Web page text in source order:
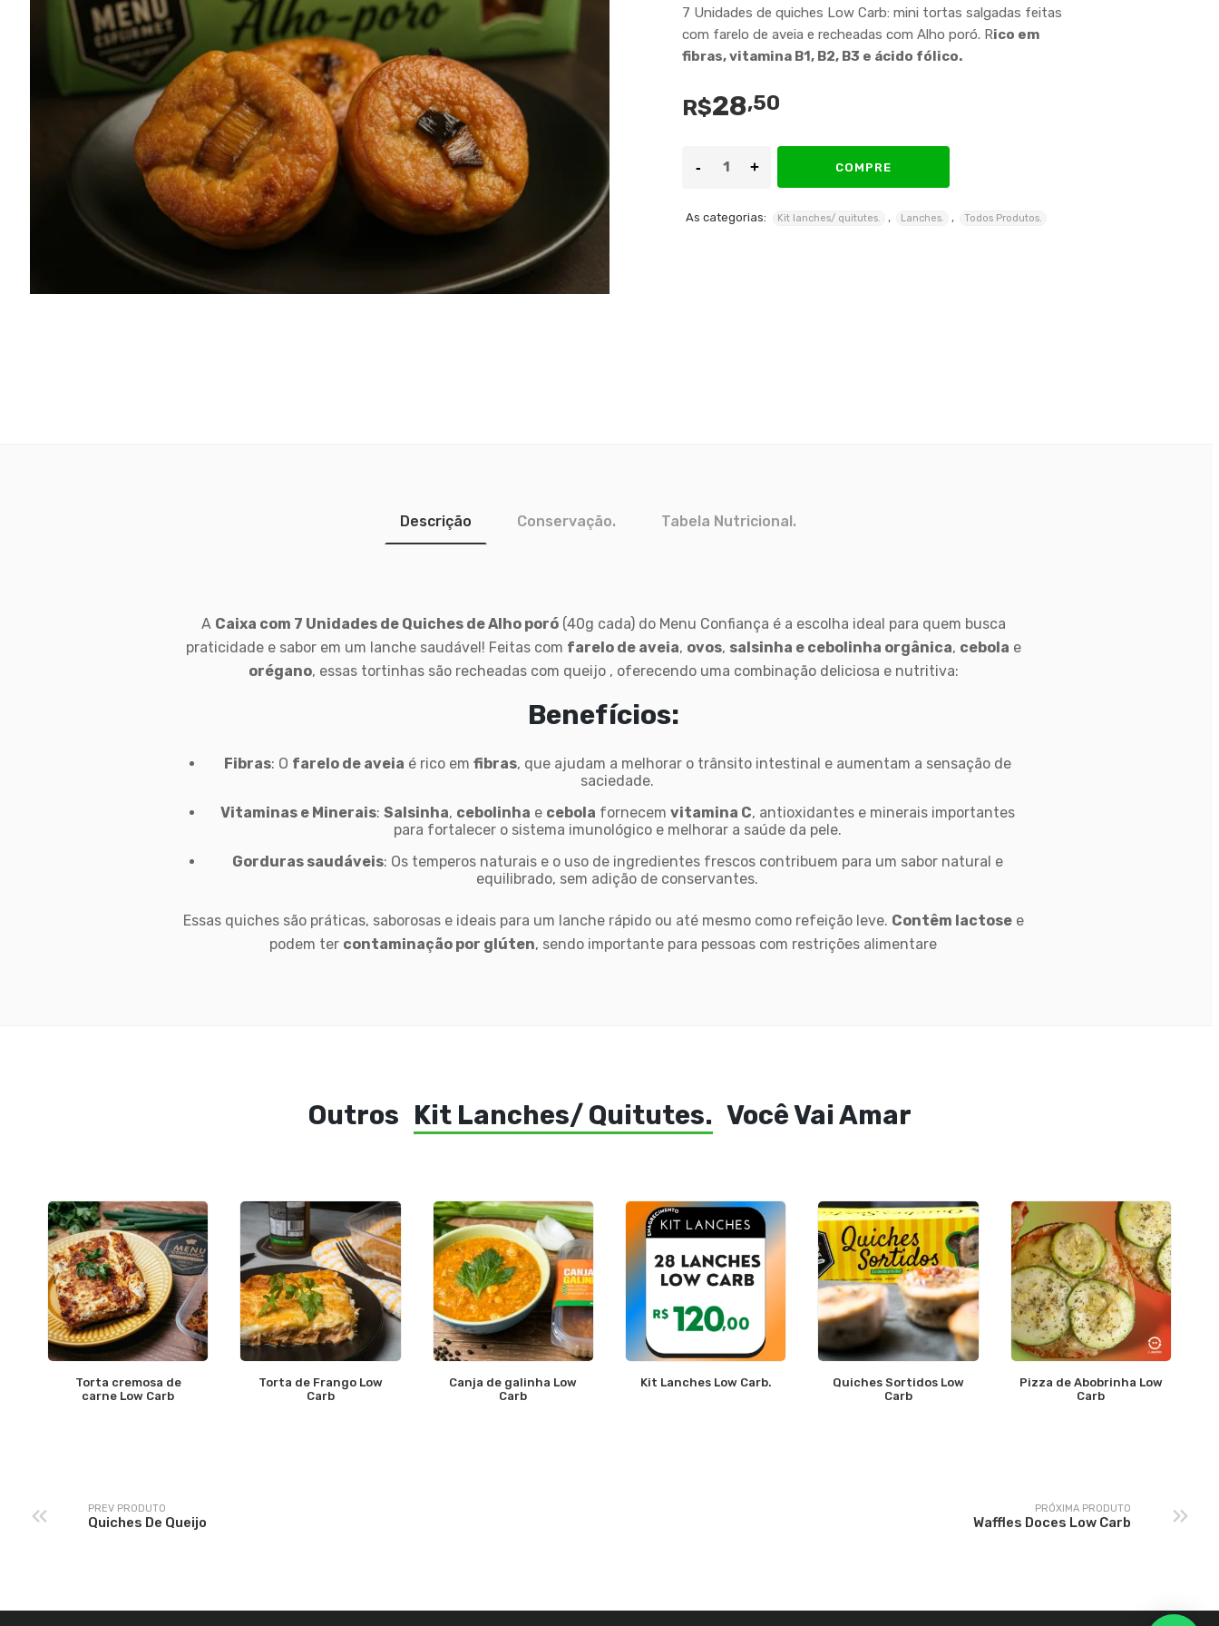
7 Unidades de quiches Low Carb: mini tortas salgadas feitas
com farelo de aveia e recheadas com Alho poró. Rico em
fibras, vitamina B1, B2, B3 e ácido fólico.
R$28,50
COMPRE
As categorias: Kit lanches/ quitutes. , Lanches. , Todos Produtos.
Descrição Conservação. Tabela Nutricional.
A Caixa com 7 Unidades de Quiches de Alho poró(40g cada) do Menu Confiança é a escolha ideal para quem busca
praticidade e sabor em um lanche saudável! Feitas com farelo de aveia, ovos, salsinha e cebolinha orgânica, cebola e
orégano, essas tortinhas são recheadas com queijo , oferecendo uma combinação deliciosa e nutritiva:
Benefícios:
Fibras: O farelo de aveia é rico em fibras, que ajudam a melhorar o trânsito intestinal e aumentam a sensação de
saciedade.
Vitaminas e Minerais: Salsinha, cebolinha e cebola fornecem vitamina C, antioxidantes e minerais importantes
para fortalecer o sistema imunológico e melhorar a saúde da pele.
Gorduras saudáveis: Os temperos naturais e o uso de ingredientes frescos contribuem para um sabor natural e
equilibrado, sem adição de conservantes.
Essas quiches são práticas, saborosas e ideais para um lanche rápido ou até mesmo como refeição leve. Contêm lactosee
podem ter contaminação por glúten, sendo importante para pessoas com restrições alimentare
Outros Kit Lanches/ Quitutes. Você Vai Amar
Torta cremosa de
carne Low Carb
Torta de Frango Low
Carb
Canja de galinha Low
Carb
Kit Lanches Low Carb.
Quiches Sortidos Low
Carb
Pizza de Abobrinha Low
Carb
PREV PRODUTO
Quiches De Queijo
PRÓXIMA PRODUTO
Waffles Doces Low Carb